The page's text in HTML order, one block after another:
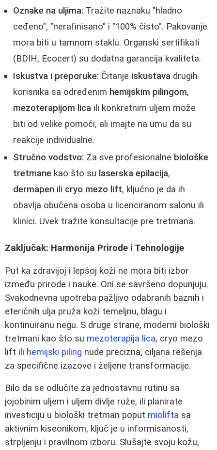
Oznake na uljima: Tražite naznaku "hladno
ceđeno", "nerafinisano" i "100% čisto". Pakovanje
mora biti u tamnom staklu. Organski sertifikati
(BDIH, Ecocert) su dodatna garancija kvaliteta.
Iskustva i preporuke: Čitanje iskustava drugih
korisnika sa određenim hemijskim pilingom,
mezoterapijom lica ili konkretnim uljem može
biti od velike pomoći, ali imajte na umu da su
reakcije individualne.
Stručno vodstvo: Za sve profesionalne biološke
tretmane kao što su laserska epilacija,
dermapen ili cryo mezo lift, ključno je da ih
obavlja obučena osoba u licenciranom salonu ili
klinici. Uvek tražite konsultacije pre tretmana.
Zaključak: Harmonija Prirode i Tehnologije
Put ka zdravijoj i lepšoj koži ne mora biti izbor
između prirode i nauke. Oni se savršeno dopunjuju.
Svakodnevna upotreba pažljivo odabranih baznih i
eteričnih ulja pruža koži temeljnu, blagu i
kontinuiranu negu. S druge strane, moderni biološki
tretmani kao što su mezoterapija lica, cryo mezo
lift ili hemijski piling nude precizna, ciljana rešenja
za specifične izazove i željene transformacije.
Bilo da se odlučite za jednostavnu rutinu sa
jojobinim uljem i uljem divlje ruže, ili planirate
investiciju u biološki tretman poput miolifta sa
aktivnim kiseonikom, ključ je u informisanosti,
strpljenju i pravilnom izboru. Slušajte svoju kožu,